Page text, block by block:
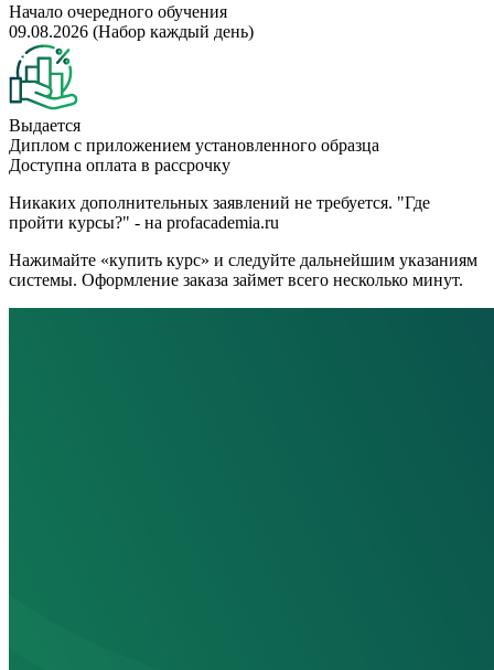
Начало очередного обучения
09.08.2026 (Набор каждый день)
Выдается
Диплом с приложением установленного образца
Доступна оплата в рассрочку
Никаких дополнительных заявлений не требуется. "Где
пройти курсы?" - на profacademia.ru
Нажимайте «купить курс» и следуйте дальнейшим указаниям
системы. Оформление заказа займет всего несколько минут.